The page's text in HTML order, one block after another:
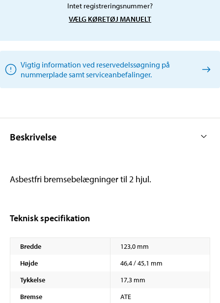
Intet registreringsnummer?
VÆLG KØRETØJ MANUELT
Vigtig information ved reservedelssøgning på
nummerplade samt serviceanbefalinger.
Beskrivelse
Asbestfri bremsebelægninger til 2 hjul.
Teknisk specifikation
Bredde
123,0 mm
Højde
46,4 / 45,1 mm
Tykkelse
17,3 mm
Bremse
ATE